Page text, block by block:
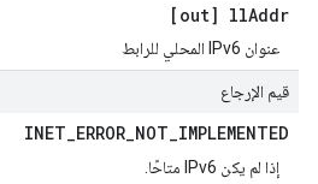
[out] llAddr
عنوان IPv6 المحلي للرابط
قيم الإرجاع
INET_ERROR_NOT_IMPLEMENTED
إذا لم يكن IPv6 متاحًا.